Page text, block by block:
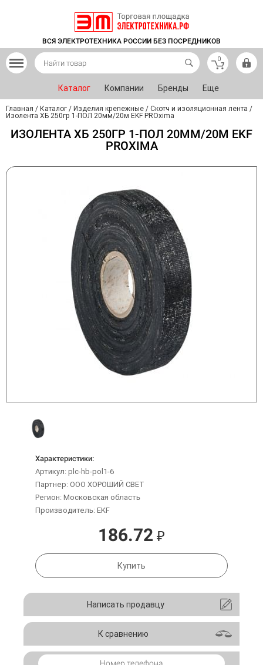
ВСЯ ЭЛЕКТРОТЕХНИКА РОССИИ БЕЗ ПОСРЕДНИКОВ
0
Каталог Компании Бренды Еще
Главная / Каталог / Изделия крепежные / Скотч и изоляционная лента /
Изолента ХБ 250гр 1-ПОЛ 20мм/20м EKF PROxima
ИЗОЛЕНТА ХБ 250ГР 1-ПОЛ 20ММ/20М EKF
PROXIMA
Характеристики:
Артикул: plc-hb-pol1-6
Партнер: ООО ХОРОШИЙ СВЕТ
Регион: Московская область
Производитель: EKF
186.72 ₽
Купить
Написать продавцу
К сравнению